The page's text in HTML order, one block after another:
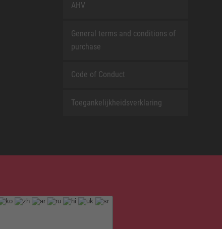
AHV
General terms and conditions of
purchase
Code of Conduct
Toegankelijkheidsverklaring